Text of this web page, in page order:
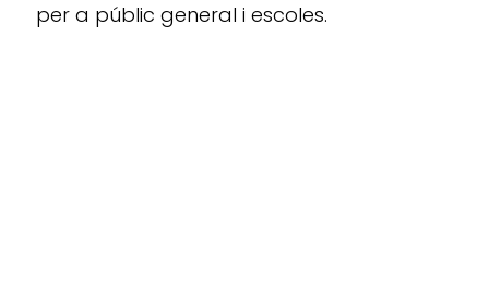
per a públic general i escoles.